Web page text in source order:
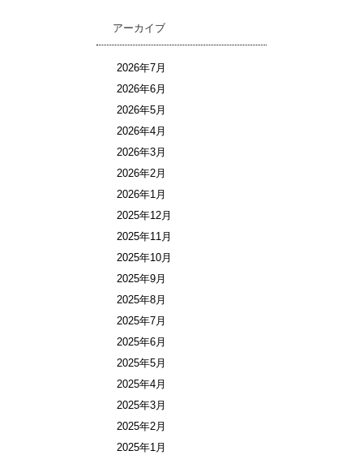
アーカイブ
2026年7月
2026年6月
2026年5月
2026年4月
2026年3月
2026年2月
2026年1月
2025年12月
2025年11月
2025年10月
2025年9月
2025年8月
2025年7月
2025年6月
2025年5月
2025年4月
2025年3月
2025年2月
2025年1月